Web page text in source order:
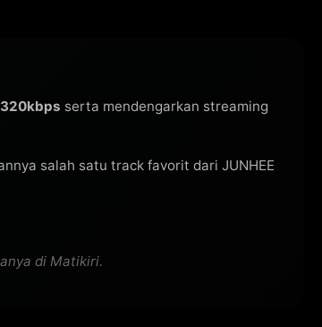
serta mendengarkan streaming
salah satu track favorit dari JUNHEE
di Matikiri.